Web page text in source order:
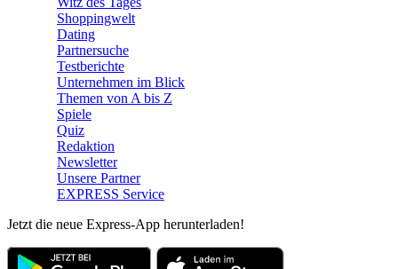
Shoppingwelt
Dating
Partnersuche
Testberichte
Unternehmen im Blick
Themen von A bis Z
Spiele
Quiz
Redaktion
Newsletter
Unsere Partner
EXPRESS Service
Jetzt die neue Express-App herunterladen!